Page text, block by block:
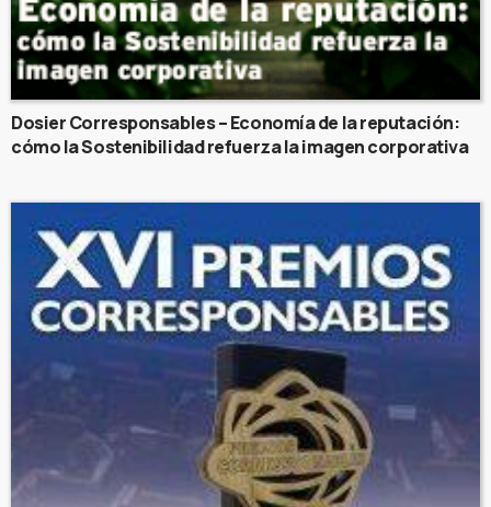
Dosier Corresponsables – Economía de la reputación:
cómo la Sostenibilidad refuerza la imagen corporativa